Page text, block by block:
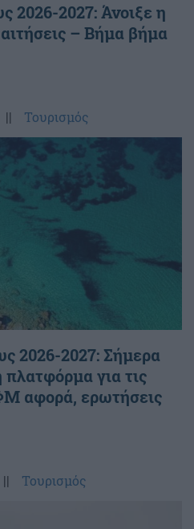
2026-2027: Άνοιξε η
– Βήμα βήμα
|| Τουρισμός
2026-2027: Σήμερα
πλατφόρμα για τις
αφορά, ερωτήσεις
|| Τουρισμός